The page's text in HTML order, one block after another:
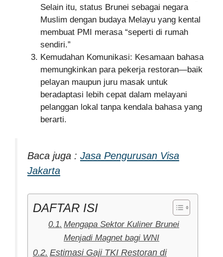
Selain itu, status Brunei sebagai negara
Muslim dengan budaya Melayu yang kental
membuat PMI merasa “seperti di rumah
sendiri.”
Kemudahan Komunikasi: Kesamaan bahasa
memungkinkan para pekerja restoran—baik
pelayan maupun juru masak untuk
beradaptasi lebih cepat dalam melayani
pelanggan lokal tanpa kendala bahasa yang
berarti.
Baca juga : Jasa Pengurusan Visa
Jakarta
DAFTAR ISI
Mengapa Sektor Kuliner Brunei
Menjadi Magnet bagi WNI
Estimasi Gaji TKI Restoran di